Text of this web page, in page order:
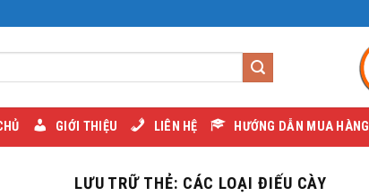
GIỚI THIỆU LIÊN HỆ HƯỚNG DẪN MUA HÀNG
LƯU TRỮ THẺ: CÁC LOẠI ĐIẾU CÀY